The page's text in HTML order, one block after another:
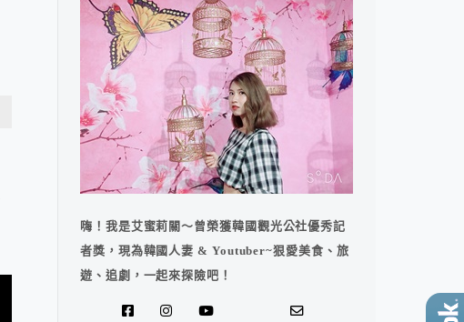
嗨！我是艾蜜莉關～曾榮獲韓國觀光公社優秀記
者獎，現為韓國人妻 & Youtuber~狠愛美食、旅
遊、追劇，一起來探險吧！